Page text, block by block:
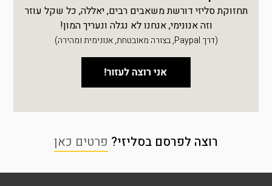
תחזוקת סליזי דורשת משאבים רבים, יאללה, כל שקל עוזר
וזה אנונימי, אנחנו לא נגלה ונעריך המון!
(דרך Paypal, בצורה מאובטחת, אנונימית ומהירה)
רוצה לפרסם בסליזי? פרטים כאן